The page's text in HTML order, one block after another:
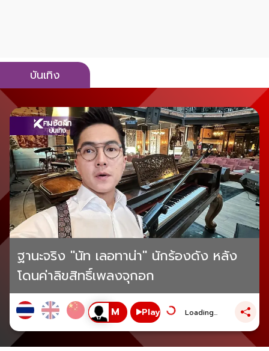
บันเทิง
ฐานะจริง "นัท เลอทาน่า" นักร้องดัง หลัง
โดนค่าลิขสิทธิ์เพลงจุกอก
Play Loading...